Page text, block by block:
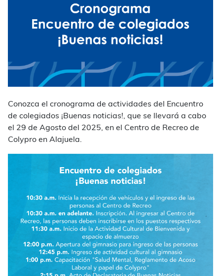
Conozca el cronograma de actividades del Encuentro
de colegiados ¡Buenas noticias!, que se llevará a cabo
el 29 de Agosto del 2025, en el Centro de Recreo de
Colypro en Alajuela.